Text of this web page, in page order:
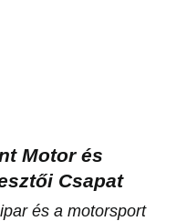
Motor és
Csapat
és a motorsport